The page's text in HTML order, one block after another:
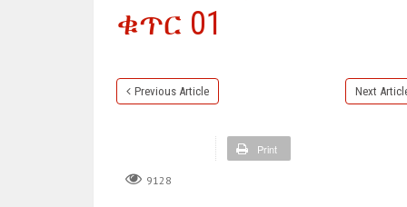
ቁጥር 01
Previous Article Next
Print
9128